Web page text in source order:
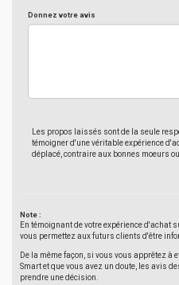
Donnez votre avis
Les propos laissés sont de la seule
témoigner d'une véritable expérience
déplacé, contraire aux bonnes moeurs
Note :
En témoignant de votre expérience d'achat
vous permettez aux futurs clients d'être
De la même façon, si vous vous apprêtez à
Smart et que vous avez un doute, les avis
prendre une décision.